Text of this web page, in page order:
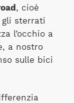
, cioè
gli sterrati
l’occhio a
a nostro
sulle bici